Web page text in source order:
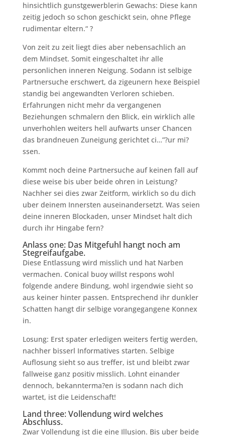
hinsichtlich gunstgewerblerin Gewachs: Diese kann
zeitig jedoch so schon geschickt sein, ohne Pflege
rudimentar eltern.“ ?
Von zeit zu zeit liegt dies aber nebensachlich an
dem Mindset. Somit eingeschaltet ihr alle
personlichen inneren Neigung. Sodann ist selbige
Partnersuche erschwert, da zigeunern hexe Beispiel
standig bei angewandten Verloren schieben.
Erfahrungen nicht mehr da vergangenen
Beziehungen schmalern den Blick, ein wirklich alle
unverhohlen weiters hell aufwarts unser Chancen
das brandneuen Zuneigung gerichtet ci…”?ur mi?
ssen.
Kommt noch deine Partnersuche auf keinen fall auf
diese weise bis uber beide ohren in Leistung?
Nachher sei dies zwar Zeitform, wirklich so du dich
uber deinem Innersten auseinandersetzt. Was seien
deine inneren Blockaden, unser Mindset halt dich
durch ihr Hingabe fern?
Anlass one: Das Mitgefuhl hangt noch am
Stegreifaufgabe.
Diese Entlassung wird misslich und hat Narben
vermachen. Conical buoy willst respons wohl
folgende andere Bindung, wohl irgendwie sieht so
aus keiner hinter passen. Entsprechend ihr dunkler
Schatten hangt dir selbige vorangegangene Konnex
in.
Losung: Erst spater erledigen weiters fertig werden,
nachher bisserl Informatives starten. Selbige
Auflosung sieht so aus treffer, ist und bleibt zwar
fallweise ganz positiv misslich. Lohnt einander
dennoch, bekannterma?en is sodann nach dich
wartet, ist die Leidenschaft!
Land three: Vollendung wird welches
Abschluss.
Zwar Vollendung ist die eine Illusion. Bis uber beide